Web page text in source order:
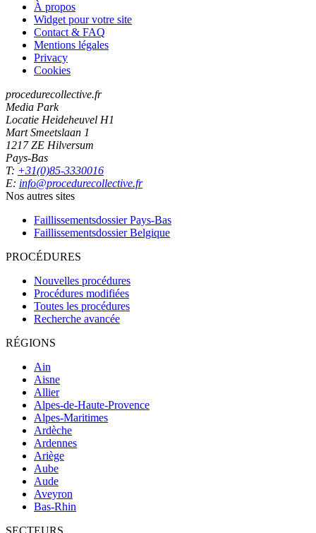
À propos
Widget pour votre site
Contact & FAQ
Mentions légales
Privacy
Cookies
procedurecollective.fr
Media Park
Locatie Heideheuvel H1
Mart Smeetslaan 1
1217 ZE Hilversum
Pays-Bas
T: +31(0)85-3330016
E: info@procedurecollective.fr
Nos autres sites
Faillissementsdossier Pays-Bas
Faillissementsdossier Belgique
PROCÉDURES
Nouvelles procédures
Procédures modifiées
Toutes les procédures
Recherche avancée
RÉGIONS
Ain
Aisne
Allier
Alpes-de-Haute-Provence
Alpes-Maritimes
Ardèche
Ardennes
Ariège
Aube
Aude
Aveyron
Bas-Rhin
SECTEURS